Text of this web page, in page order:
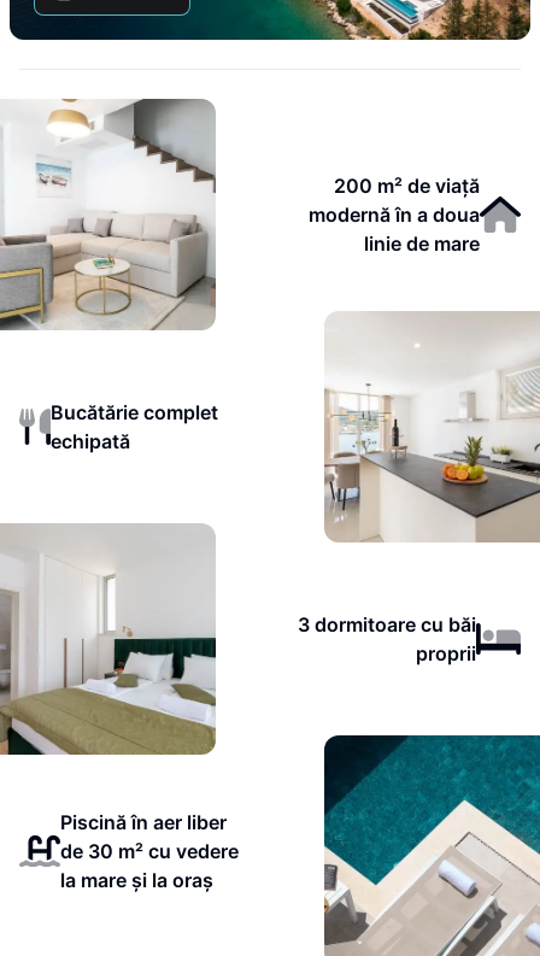
200 m² de viață
modernă în a doua
linie de mare
Bucătărie complet
echipată
3 dormitoare cu băi
proprii
Piscină în aer liber
de 30 m² cu vedere
la mare și la oraș